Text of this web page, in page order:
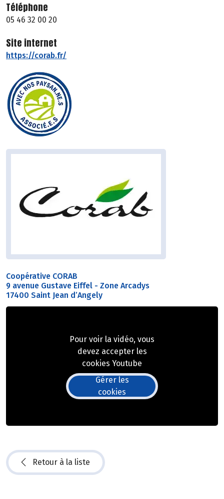
Téléphone
05 46 32 00 20
Site internet
https://corab.fr/
Coopérative CORAB
9 avenue Gustave Eiffel - Zone Arcadys
17400 Saint Jean d’Angely
Pour voir la vidéo, vous
devez accepter les
cookies Youtube
Gérer les
cookies
Retour à la liste